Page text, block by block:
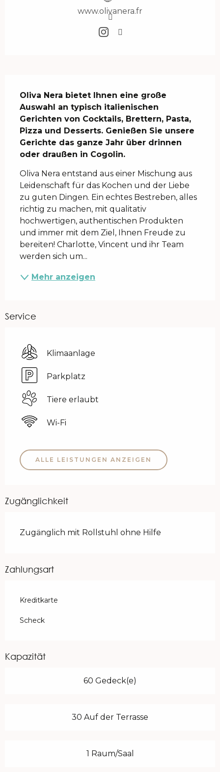
www.olivanera.fr
Oliva Nera bietet Ihnen eine große
Auswahl an typisch italienischen
Gerichten von Cocktails, Brettern, Pasta,
Pizza und Desserts. Genießen Sie unsere
Gerichte das ganze Jahr über drinnen
oder draußen in Cogolin.
Oliva Nera entstand aus einer Mischung aus
Leidenschaft für das Kochen und der Liebe
zu guten Dingen. Ein echtes Bestreben, alles
richtig zu machen, mit qualitativ
hochwertigen, authentischen Produkten
und immer mit dem Ziel, Ihnen Freude zu
bereiten! Charlotte, Vincent und ihr Team
werden sich um...
Mehr anzeigen
Service
Klimaanlage
Parkplatz
Tiere erlaubt
Wi-Fi
ALLE LEISTUNGEN ANZEIGEN
Zugänglichkeit
Zugänglich mit Rollstuhl ohne Hilfe
Zahlungsart
Kreditkarte
Scheck
Kapazität
60 Gedeck(e)
30 Auf der Terrasse
1 Raum/Saal